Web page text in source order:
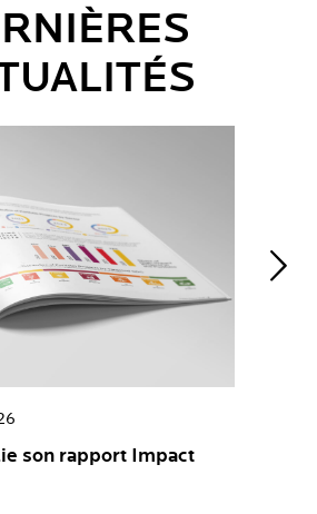
son rapport Impact